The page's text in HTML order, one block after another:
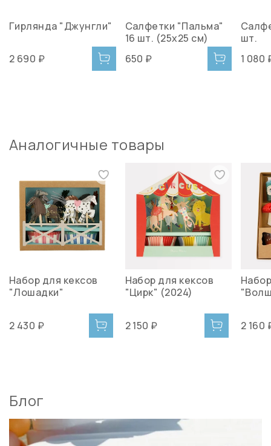
Гирлянда "Джунгли"
2 690 ₽
Салфетки "Пальма"
16 шт. (25х25 см)
650 ₽
шт.
1 080
Аналогичные товары
Набор для кексов
"Лошадки"
2 430 ₽
Набор для кексов
"Цирк" (2024)
2 150 ₽ 2 160
Блог